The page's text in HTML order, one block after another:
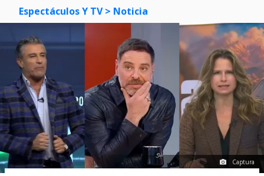
Espectáculos Y TV > Noticia
Captura